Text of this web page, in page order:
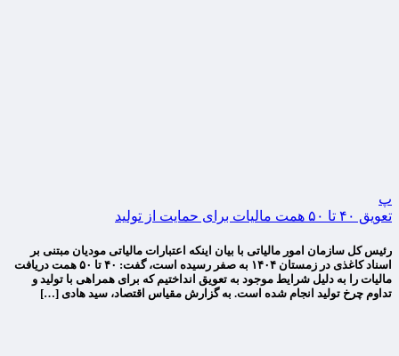
پ
تعویق ۴۰ تا ۵۰ همت مالیات برای حمایت از تولید
رئیس کل سازمان امور مالیاتی با بیان اینکه اعتبارات مالیاتی مودیان مبتنی بر
اسناد کاغذی در زمستان ۱۴۰۴ به صفر رسیده است، گفت: ۴۰ تا ۵۰ همت دریافت
مالیات را به دلیل شرایط موجود به تعویق انداختیم که برای همراهی با تولید و
تداوم چرخ تولید انجام شده است. به گزارش مقیاس اقتصاد، سید هادی […]